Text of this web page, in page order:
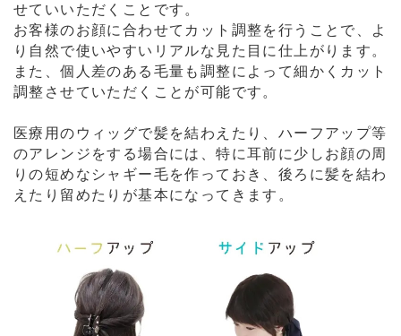
せていいただくことです。
お客様のお顔に合わせてカット調整を行うことで、よ
り自然で使いやすいリアルな見た目に仕上がります。
また、個人差のある毛量も調整によって細かくカット
調整させていただくことが可能です。
医療用のウィッグで髪を結わえたり、ハーフアップ等
のアレンジをする場合には、特に耳前に少しお顔の周
りの短めなシャギー毛を作っておき、後ろに髪を結わ
えたり留めたりが基本になってきます。